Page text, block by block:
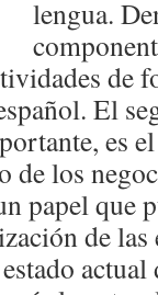
lengua.
de
El
es
de los
papel que
de las